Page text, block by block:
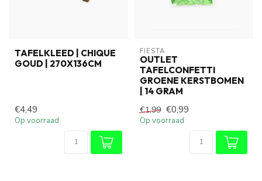
TAFELKLEED | CHIQUE
GOUD | 270X136CM
€4,49
Op voorraad
FIESTA
OUTLET
TAFELCONFETTI
GROENE KERSTBOMEN
| 14 GRAM
€1,99 €0,99
Op voorraad